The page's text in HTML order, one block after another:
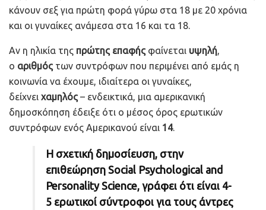
κάνουν σεξ για πρώτη φορά γύρω στα 18 με 20 χρόνια
και οι γυναίκες ανάμεσα στα 16 και τα 18.
Αν η ηλικία της πρώτης επαφής φαίνεται υψηλή,
ο αριθμός των συντρόφων που περιμένει από εμάς η
κοινωνία να έχουμε, ιδιαίτερα οι γυναίκες,
δείχνει χαμηλός – ενδεικτικά, μια αμερικανική
δημοσκόπηση έδειξε ότι ο μέσος όρος ερωτικών
συντρόφων ενός Αμερικανού είναι 14.
Η σχετική δημοσίευση, στην
επιθεώρηση Social Psychological and
Personality Science, γράφει ότι είναι 4-
5 ερωτικοί σύντροφοι για τους άντρες